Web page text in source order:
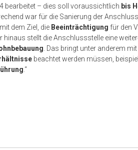
bearbeitet – dies soll voraussichtlich bis
war für die Sanierung der
dem Ziel, die Beeinträchtigung für den
hinaus stellt die Anschlussstelle eine
. Das bringt unter anderem
beachtet werden müssen,
.“